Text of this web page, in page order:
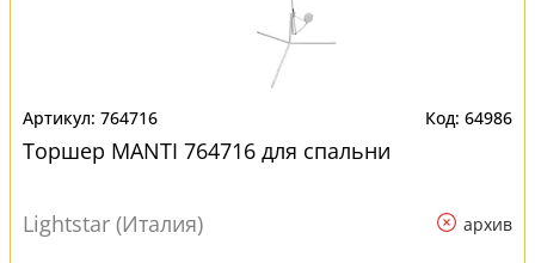
764716 64986
Торшер MANTI 764716 для спальни
Lightstar (Италия) архив